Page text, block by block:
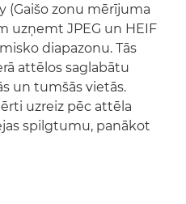
(Gaišo zonu mērījuma
uzņemt JPEG un HEIF
diapazonu. Tās
attēlos saglabātu
un tumšās vietās.
uzreiz pēc attēla
spilgtumu, panākot